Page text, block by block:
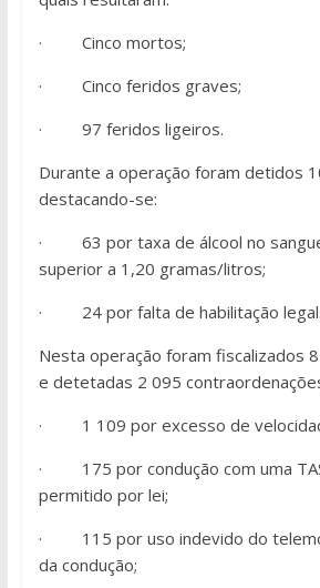
· Cinco mortos;
· Cinco feridos graves;
· 97 feridos ligeiros.
Durante a operação foram detidos
destacando-se:
· 63 por taxa de álcool no sangue
superior a 1,20 gramas/litros;
· 24 por falta de habilitação legal.
Nesta operação foram fiscalizados
e detetadas 2 095
· 1 109 por excesso de
· 175 por condução com uma
permitido por lei;
· 115 por uso indevido do
da condução;